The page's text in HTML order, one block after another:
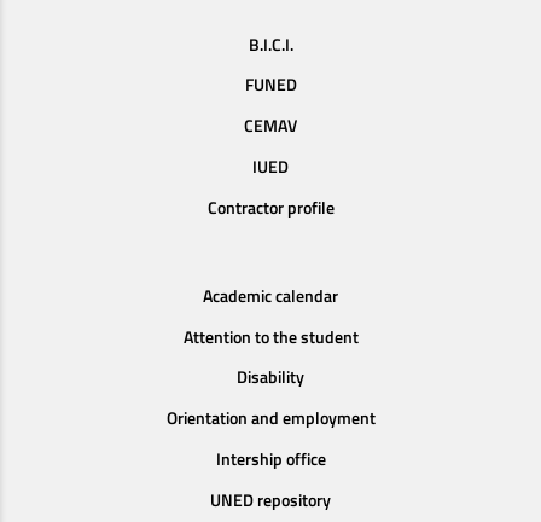
B.I.C.I.
FUNED
CEMAV
IUED
Contractor profile
Academic calendar
Attention to the student
Disability
Orientation and employment
Intership office
UNED repository